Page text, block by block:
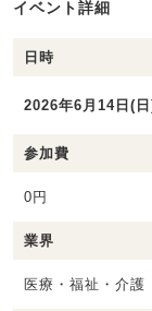
イベント詳細
日時
2026年6月14日(
参加費
0円
業界
医療・福祉・介護